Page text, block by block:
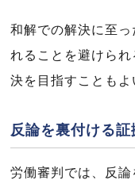
和解での解決に至
れることを避けら
決を目指すこともよ
反論を裏付ける
労働審判では、反